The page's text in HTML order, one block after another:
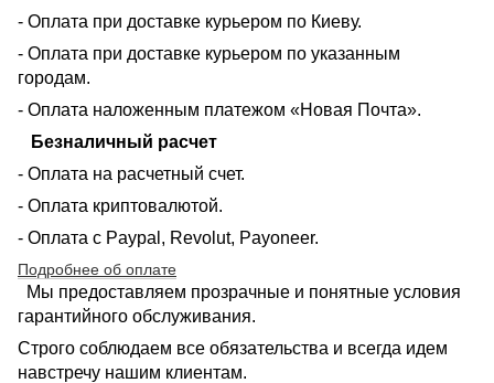
- Оплата при доставке курьером по Киеву.
- Оплата при доставке курьером по указанным
городам.
- Оплата наложенным платежом «Новая Почта».
Безналичный расчет
- Оплата на расчетный счет.
- Оплата криптовалютой.
- Оплата с Paypal, Revolut, Payoneer.
Подробнее об оплате
Мы предоставляем прозрачные и понятные условия
гарантийного обслуживания.
Строго соблюдаем все обязательства и всегда идем
навстречу нашим клиентам.